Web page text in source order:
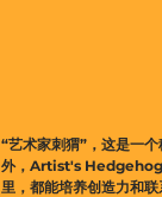
“艺术家刺猬”，这是一
外，Artist's Hedgehog
里，都能培养创造力和联